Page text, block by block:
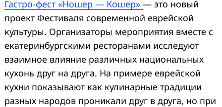
Гастро-фест «Ношер — Кошер» — это новый
проект Фестиваля современной еврейской
культуры. Организаторы мероприятия вместе с
екатеринбургскими ресторанами исследуют
взаимное влияние различных национальных
кухонь друг на друга. На примере еврейской
кухни показывают как кулинарные традиции
разных народов проникали друг в друга, но при